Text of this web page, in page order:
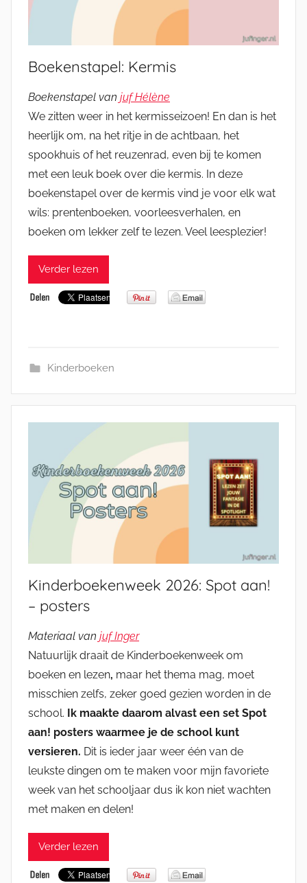
Boekenstapel: Kermis
Boekenstapel van juf Hélène
We zitten weer in het kermisseizoen! En dan is het
heerlijk om, na het ritje in de achtbaan, het
spookhuis of het reuzenrad, even bij te komen
met een leuk boek over die kermis. In deze
boekenstapel over de kermis vind je voor elk wat
wils: prentenboeken, voorleesverhalen, en
boeken om lekker zelf te lezen. Veel leesplezier!
Verder lezen
Kinderboeken
Kinderboekenweek 2026: Spot aan!
– posters
Materiaal van juf Inger
Natuurlijk draait de Kinderboekenweek om
boeken en lezen, maar het thema mag, moet
misschien zelfs, zeker goed gezien worden in de
school. Ik maakte daarom alvast een set Spot
aan! posters waarmee je de school kunt
versieren. Dit is ieder jaar weer één van de
leukste dingen om te maken voor mijn favoriete
week van het schooljaar dus ik kon niet wachten
met maken en delen!
Verder lezen